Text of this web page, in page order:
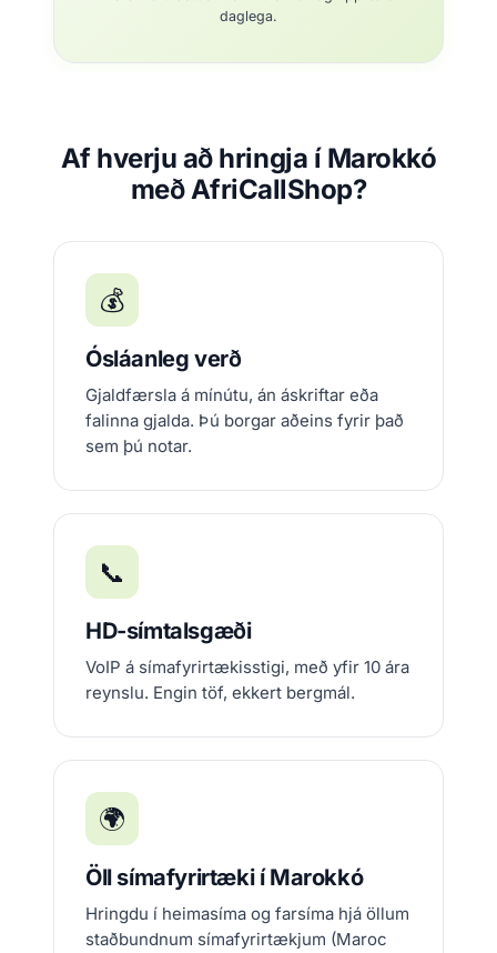
daglega.
Af hverju að hringja í Marokkó
með AfriCallShop?
💰
Ósláanleg verð
Gjaldfærsla á mínútu, án áskriftar eða
falinna gjalda. Þú borgar aðeins fyrir það
sem þú notar.
📞
HD-símtalsgæði
VoIP á símafyrirtækisstigi, með yfir 10 ára
reynslu. Engin töf, ekkert bergmál.
🌍
Öll símafyrirtæki í Marokkó
Hringdu í heimasíma og farsíma hjá öllum
staðbundnum símafyrirtækjum (Maroc